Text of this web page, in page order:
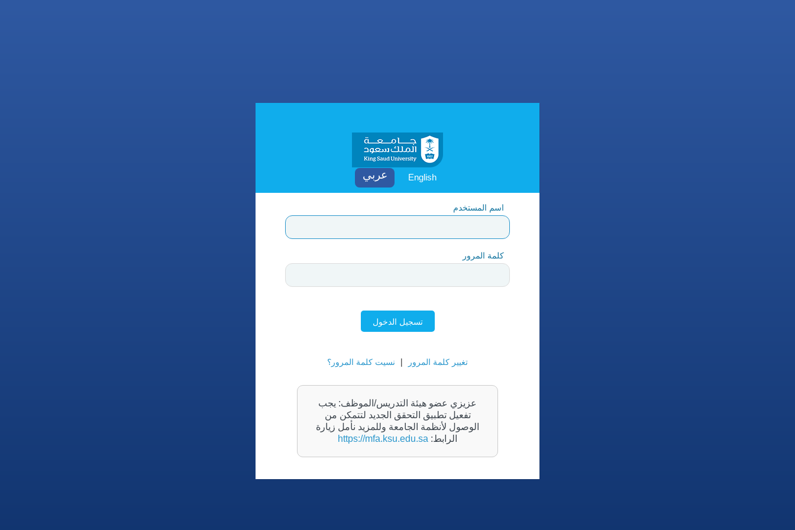
English
اسم المستخدم
كلمة المرور
تسجيل الدخول
تغيير كلمة المرور | نسيت كلمة المرور؟
عزيزي عضو هيئة التدريس/الموظف: يجب
تفعيل تطبيق التحقق الجديد لتتمكن من
الوصول لأنظمة الجامعة وللمزيد نأمل زيارة
الرابط: https://mfa.ksu.edu.sa